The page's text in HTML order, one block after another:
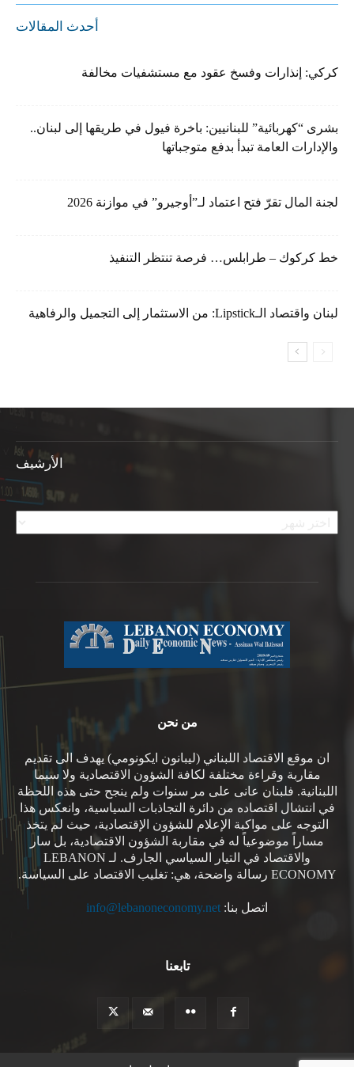
أحدث المقالات
كركي: إنذارات وفسخ عقود مع مستشفيات مخالفة
بشرى “كهربائية” للبنانيين: باخرة فيول في طريقها إلى لبنان..
والإدارات العامة تبدأ بدفع متوجباتها
لجنة المال تقرّ فتح اعتماد لـ”أوجيرو” في موازنة 2026
خط كركوك – طرابلس… فرصة تنتظر التنفيذ
لبنان واقتصاد الـLipstick: من الاستثمار إلى التجميل والرفاهية
الأرشيف
الأرشيف
من نحن
ان موقع الاقتصاد اللبناني (ليبانون ايكونومي) يهدف الى تقديم
مقاربة وقراءة مختلفة لكافة الشؤون الاقتصادية ولا سيما
اللبنانية. فلبنان عانى على مر سنوات ولم ينجح حتى هذه اللحظة
في انتشال اقتصاده من دائرة التجاذبات السياسية، وانعكس هذا
التوجه على مواكبة الإعلام للشؤون الإقتصادية، حيث لم يتخذ
مساراً موضوعياً له في مقاربة الشؤون الاقتصادية، بل سار
والاقتصاد في التيار السياسي الجارف. لـ LEBANON
ECONOMY رسالة واضحة، هي: تغليب الاقتصاد على السياسة.
اتصل بنا: info@lebanoneconomy.net
تابعنا